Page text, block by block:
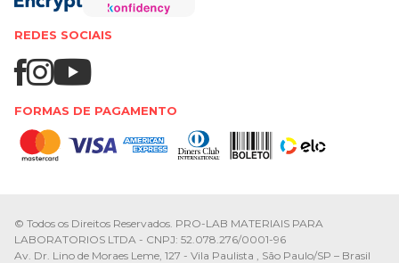
REDES SOCIAIS
FORMAS DE PAGAMENTO
© Todos os Direitos Reservados. PRO-LAB MATERIAIS PARA
LABORATORIOS LTDA - CNPJ: 52.078.276/0001-96
Av. Dr. Lino de Moraes Leme, 127 - Vila Paulista , São Paulo/SP – Brasil